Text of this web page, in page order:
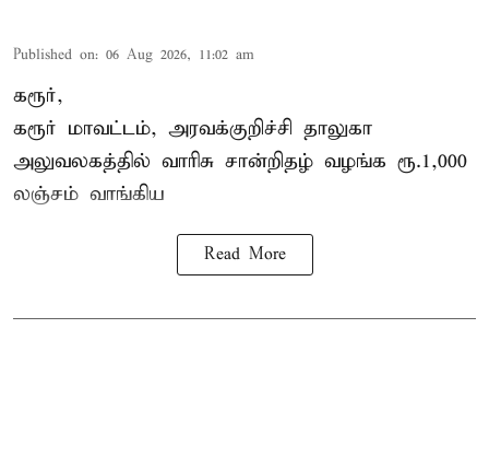
Published on: 06 Aug 2026, 11:02 am
கரூர்,
கரூர் மாவட்டம், அரவக்குறிச்சி தாலுகா
அலுவலகத்தில் வாரிசு சான்றிதழ் வழங்க ரூ.1,000
லஞ்சம் வாங்கிய
Read More